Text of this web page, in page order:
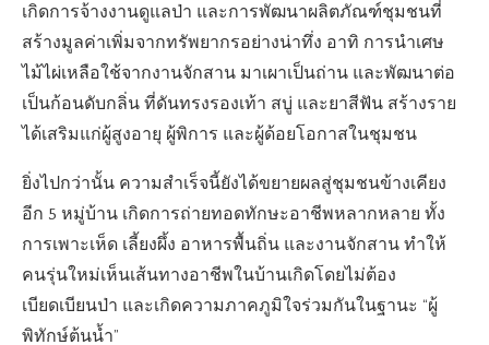
เกิดการจ้างงานดูแลป่า และการพัฒนาผลิตภัณฑ์ชุมชนที่
สร้างมูลค่าเพิ่มจากทรัพยากรอย่างน่าทึ่ง อาทิ การนำเศษ
ไม้ไผ่เหลือใช้จากงานจักสาน มาเผาเป็นถ่าน และพัฒนาต่อ
เป็นก้อนดับกลิ่น ที่ดันทรงรองเท้า สบู่ และยาสีฟัน สร้างราย
ได้เสริมแก่ผู้สูงอายุ ผู้พิการ และผู้ด้อยโอกาสในชุมชน
ยิ่งไปกว่านั้น ความสำเร็จนี้ยังได้ขยายผลสู่ชุมชนข้างเคียง
อีก 5 หมู่บ้าน เกิดการถ่ายทอดทักษะอาชีพหลากหลาย ทั้ง
การเพาะเห็ด เลี้ยงผึ้ง อาหารพื้นถิ่น และงานจักสาน ทำให้
คนรุ่นใหม่เห็นเส้นทางอาชีพในบ้านเกิดโดยไม่ต้อง
เบียดเบียนป่า และเกิดความภาคภูมิใจร่วมกันในฐานะ “ผู้
พิทักษ์ต้นน้ำ”